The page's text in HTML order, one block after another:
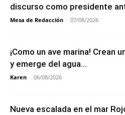
discurso como presidente
Mesa de Redacción - 07/08/2026
¡Como un ave marina! Crean
y emerge del agua...
Karen - 06/08/2026
Nueva escalada en el mar